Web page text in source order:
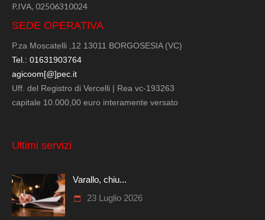
P.IVA, 02506310024
SEDE OPERATIVA
P.za Moscatelli ,12 13011 BORGOSESIA (VC)
Tel.: 01631903764
agicoom[@]pec.it
Uff. del Registro di Vercelli | Rea vc-193263
capitale 10.000,00 euro interamente versato
Ultimi servizi
Varallo, chiu...
23 Luglio 2026